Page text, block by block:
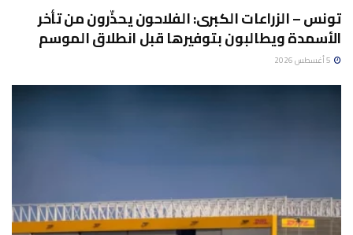
تونس – الزراعات الكبرى: الفلاحون يحذّرون من تأخر
الأسمدة ويطالبون بتوفيرها قبل انطلاق الموسم